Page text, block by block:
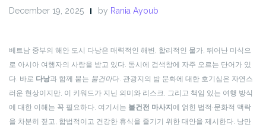
December 19, 2025 by Rania Ayoub
베트남 중부의 해안 도시 다낭은 매력적인 해변, 합리적인 물가, 뛰어난 미식으
로 아시아 여행자의 사랑을 받고 있다. 동시에 검색창에 자주 오르는 단어가 있
다. 바로 다낭과 함께 붙는 불건마다. 관광지의 밤 문화에 대한 호기심은 자연스
러운 현상이지만, 이 키워드가 지닌 의미와 리스크, 그리고 책임 있는 여행 방식
에 대한 이해는 꼭 필요하다. 여기서는 불건전 마사지 에 얽힌 법적·문화적 맥락
을 차분히 짚고, 합법적이고 건강한 휴식을 즐기기 위한 대안을 제시한다. 낭만